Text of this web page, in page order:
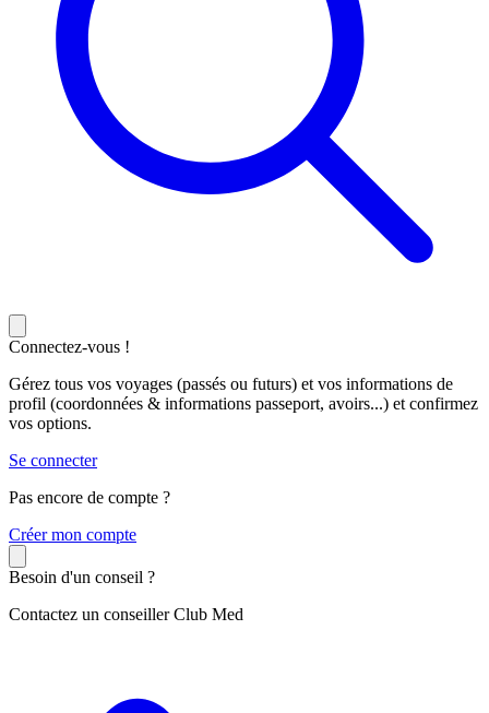
Connectez-vous !
Gérez tous vos voyages (passés ou futurs) et vos informations de
profil (coordonnées & informations passeport, avoirs...) et confirmez
vos options.
Se connecter
Pas encore de compte ?
Créer mon compte
Besoin d'un conseil ?
Contactez un conseiller Club Med